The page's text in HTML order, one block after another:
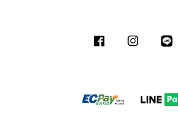
Facebook Instagram